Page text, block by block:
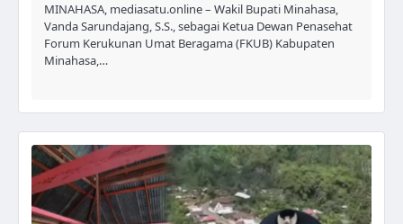
MINAHASA, mediasatu.online – Wakil Bupati Minahasa,
Vanda Sarundajang, S.S., sebagai Ketua Dewan Penasehat
Forum Kerukunan Umat Beragama (FKUB) Kabupaten
Minahasa,…